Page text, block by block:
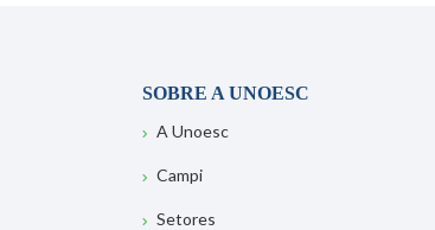
SOBRE A UNOESC
A Unoesc
Campi
Setores